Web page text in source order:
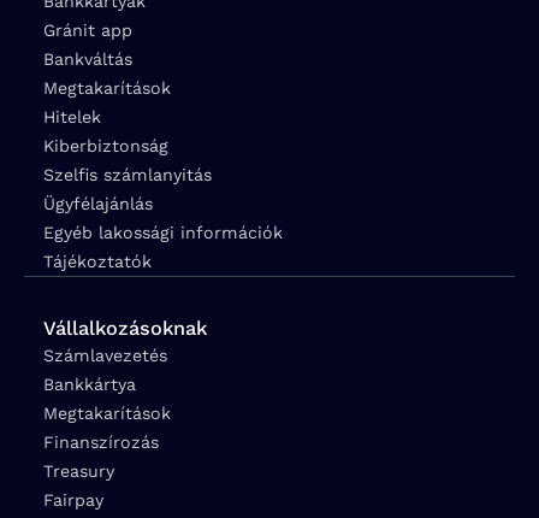
Gránit app
Bankváltás
Megtakarítások
Hitelek
Kiberbiztonság
Szelfis számlanyitás
Ügyfélajánlás
Egyéb lakossági információk
Tájékoztatók
Vállalkozásoknak
Számlavezetés
Bankkártya
Megtakarítások
Finanszírozás
Treasury
Fairpay